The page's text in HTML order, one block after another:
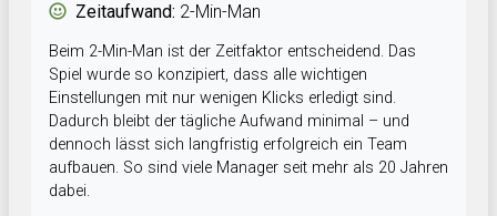
Zeitaufwand: 2-Min-Man
Beim 2-Min-Man ist der Zeitfaktor entscheidend. Das
Spiel wurde so konzipiert, dass alle wichtigen
Einstellungen mit nur wenigen Klicks erledigt sind.
Dadurch bleibt der tägliche Aufwand minimal – und
dennoch lässt sich langfristig erfolgreich ein Team
aufbauen. So sind viele Manager seit mehr als 20 Jahren
dabei.